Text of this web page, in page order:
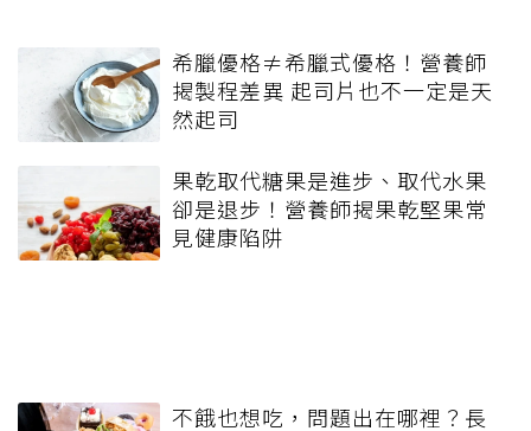
希臘優格≠希臘式優格！營養師
揭製程差異 起司片也不一定是天
然起司
果乾取代糖果是進步、取代水果
卻是退步！營養師揭果乾堅果常
見健康陷阱
不餓也想吃，問題出在哪裡？長